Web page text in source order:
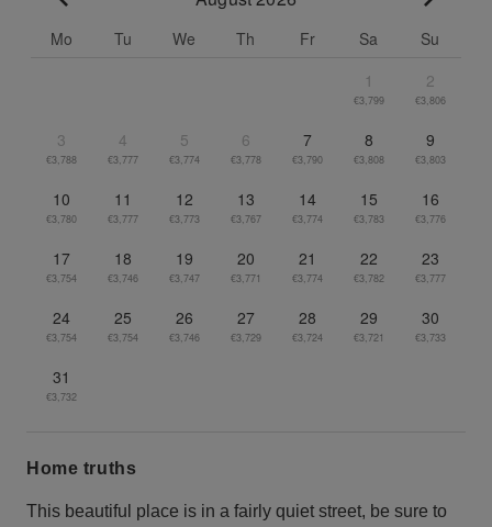
Mo Tu We Th Fr Sa
Su
1
€3,799
2
€3,806
3
€3,788
4
€3,777
5
€3,774
6
€3,778
7
€3,790
8
€3,808
9
€3,803
10
€3,780
11
€3,777
12
€3,773
13
€3,767
14
€3,774
15
€3,783
16
€3,776
17
€3,754
18
€3,746
19
€3,747
20
€3,771
21
€3,774
22
€3,782
23
€3,777
24
€3,754
25
€3,754
26
€3,746
27
€3,729
28
€3,724
29
€3,721
30
€3,733
31
€3,732
Home truths
This beautiful place is in a fairly quiet street, be sure to